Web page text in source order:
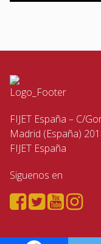
FIJET España – C/
Madrid (España)
FIJET España
Siguenos en